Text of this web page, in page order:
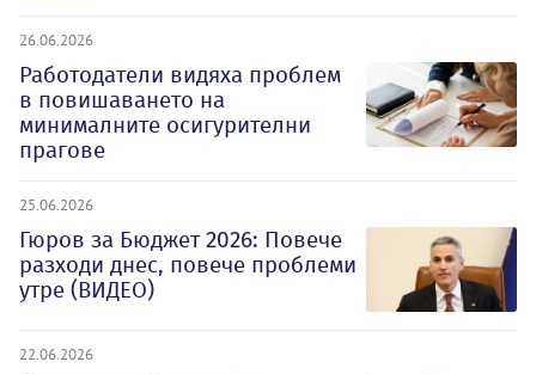
26.06.2026
Работодатели видяха проблем
в повишаването на
минималните осигурителни
прагове
25.06.2026
Гюров за Бюджет 2026: Повече
разходи днес, повече проблеми
утре (ВИДЕО)
22.06.2026